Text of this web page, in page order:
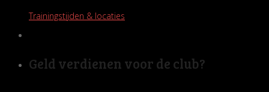
Trainingstijden & locaties
Geld verdienen voor de club?